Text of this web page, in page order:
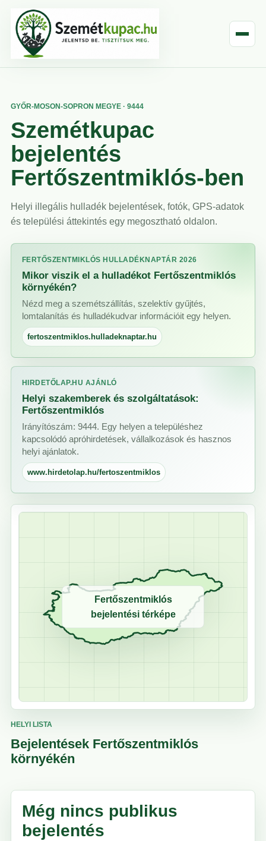
GYŐR-MOSON-SOPRON MEGYE · 9444
Szemétkupac
bejelentés
Fertőszentmiklós-ben
Helyi illegális hulladék bejelentések, fotók, GPS-adatok
és települési áttekintés egy megosztható oldalon.
FERTŐSZENTMIKLÓS HULLADÉKNAPTÁR 2026
Mikor viszik el a hulladékot Fertőszentmiklós
környékén?
Nézd meg a szemétszállítás, szelektív gyűjtés,
lomtalanítás és hulladékudvar információit egy helyen.
fertoszentmiklos.hulladeknaptar.hu
HIRDETŐLAP.HU AJÁNLÓ
Helyi szakemberek és szolgáltatások:
Fertőszentmiklós
Irányítószám: 9444. Egy helyen a településhez
kapcsolódó apróhirdetések, vállalkozások és hasznos
helyi ajánlatok.
www.hirdetolap.hu/fertoszentmiklos
Fertőszentmiklós
bejelentési térképe
HELYI LISTA
Bejelentések Fertőszentmiklós
környékén
Még nincs publikus
bejelentés